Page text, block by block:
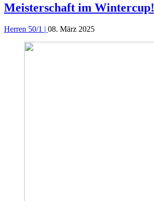
Meisterschaft im Wintercup!
Herren 50/1 | 08. März 2025